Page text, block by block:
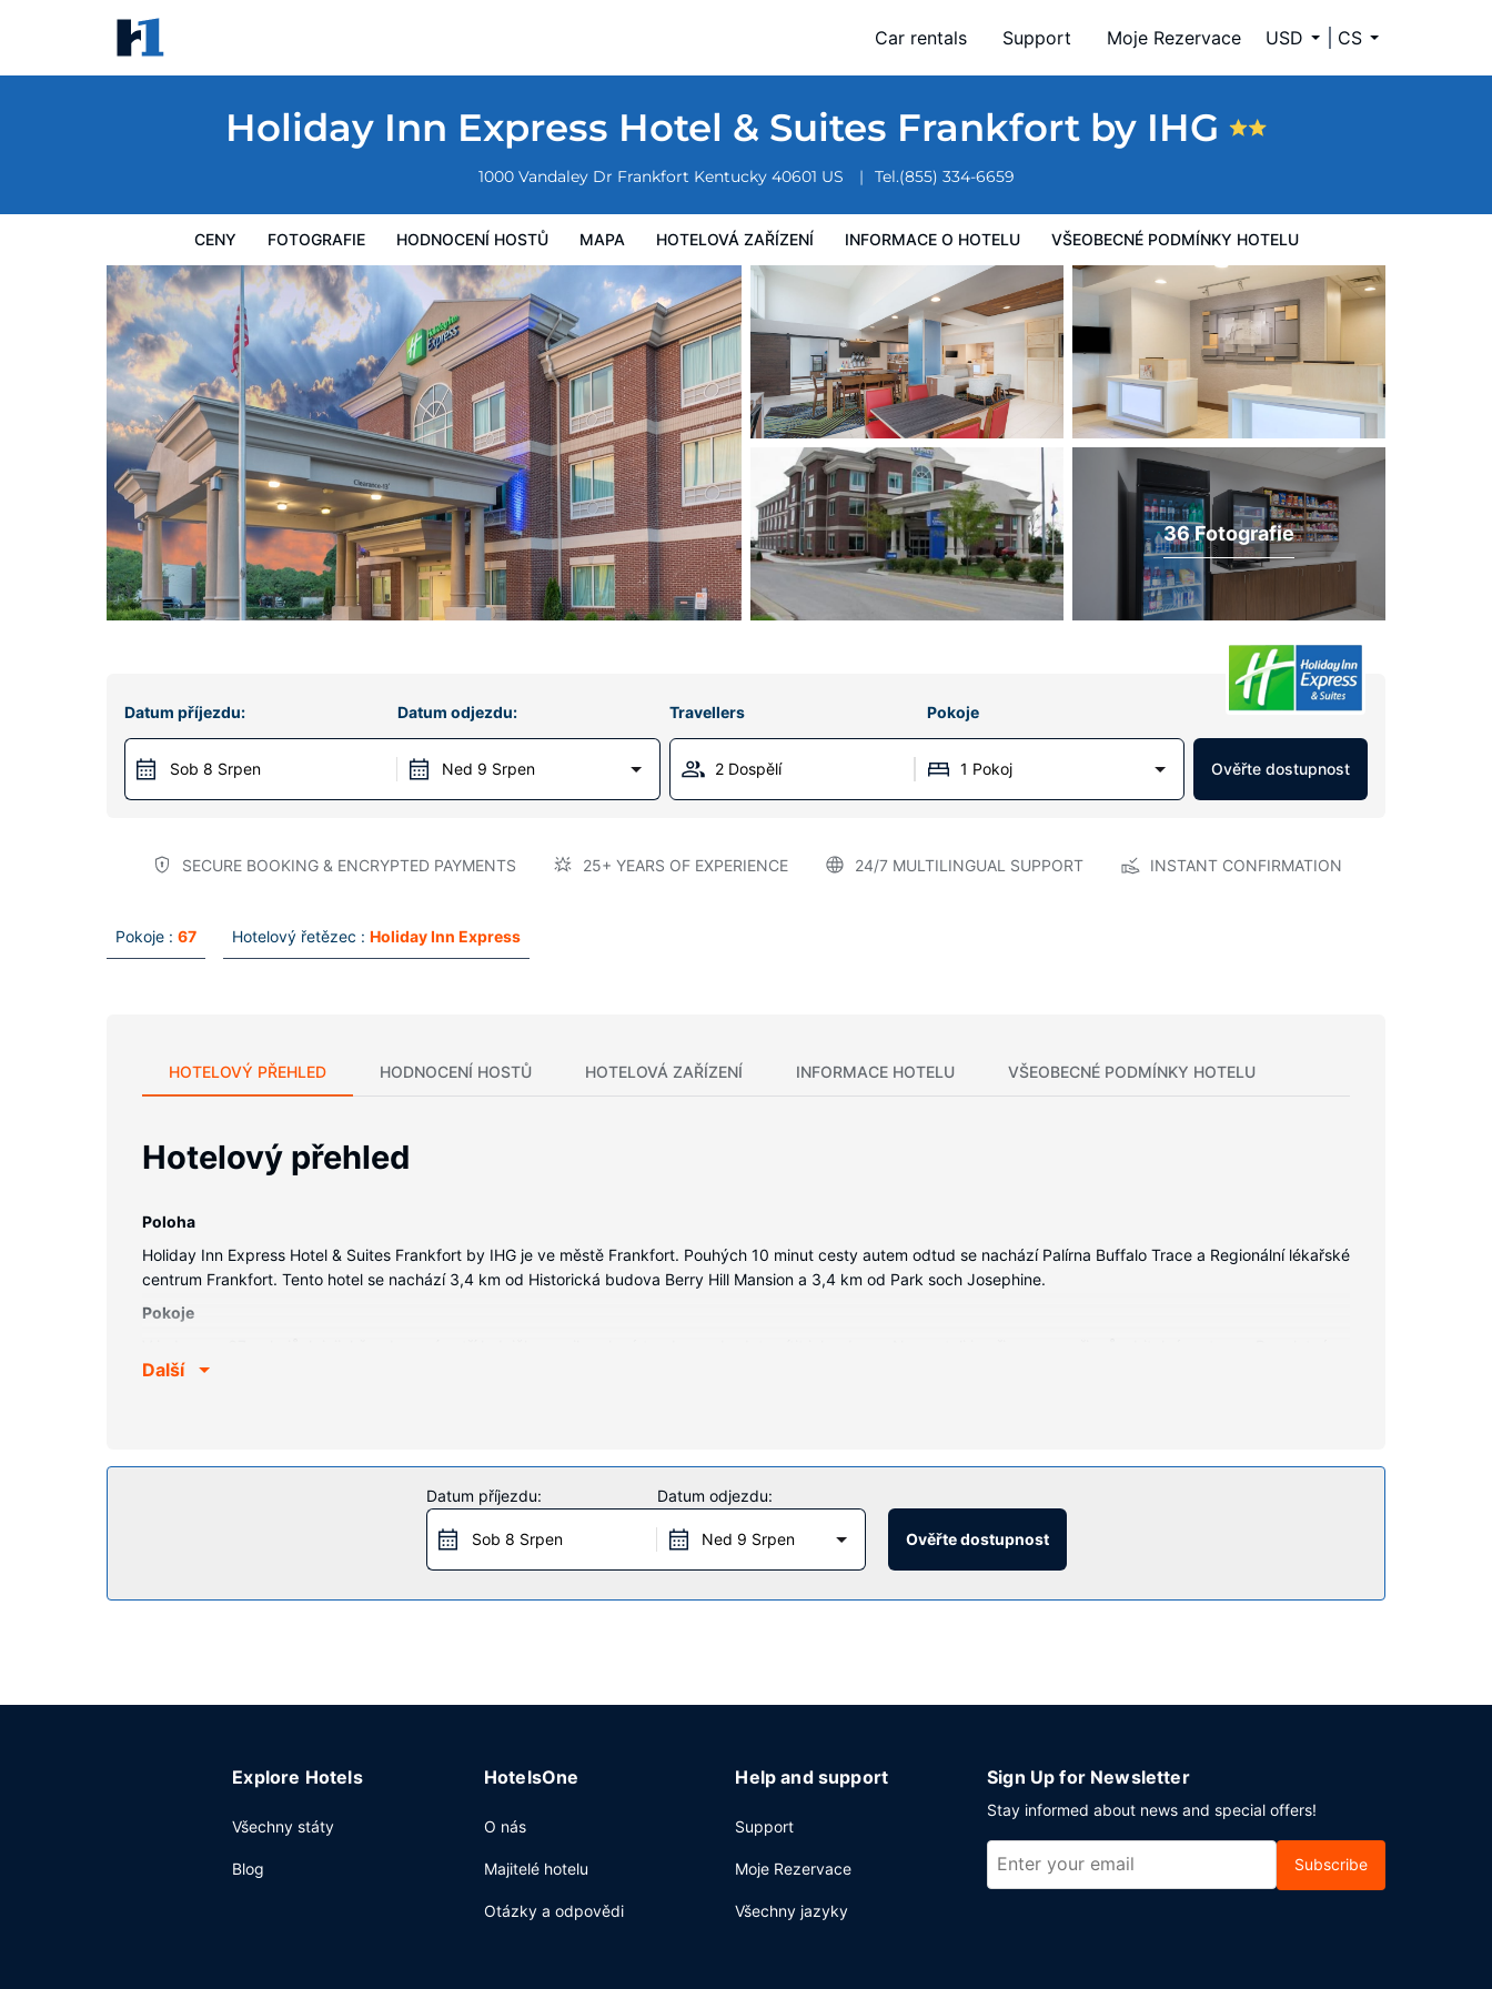
Car rentals Support Moje Rezervace USD CS
Holiday Inn Express Hotel & Suites Frankfort by IHG
1000 Vandaley Dr Frankfort Kentucky 40601 US Tel.(855) 334-6659
CENY FOTOGRAFIE HODNOCENÍ HOSTŮ MAPA HOTELOVÁ ZAŘÍZENÍ INFORMACE O HOTELU VŠEOBECNÉ PODMÍNKY HOTELU
Holiday Inn Express Hotel & Suites Frankfort by IHG
Ceny Fotografie Všeobecné podmínky hotelu
36 Fotografie
Datum příjezdu:
Sob 8 Srpen
Datum odjezdu:
Ned 9 Srpen
Travellers Pokoje
2 Dospělí 1 Pokoj Ověřte dostupnost
SECURE BOOKING & ENCRYPTED PAYMENTS 25+ YEARS OF EXPERIENCE 24/7 MULTILINGUAL SUPPORT INSTANT CONFIRMATION
Pokoje : 67 Hotelový řetězec : Holiday Inn Express
HOTELOVÝ PŘEHLED HODNOCENÍ HOSTŮ HOTELOVÁ ZAŘÍZENÍ INFORMACE HOTELU VŠEOBECNÉ PODMÍNKY HOTELU
Hotelový přehled
Poloha
Holiday Inn Express Hotel & Suites Frankfort by IHG je ve městě Frankfort. Pouhých 10 minut cesty autem odtud se nachází Palírna Buffalo Trace a Regionální lékařské
centrum Frankfort. Tento hotel se nachází 3,4 km od Historická budova Berry Hill Mansion a 3,4 km od Park soch Josephine.
Pokoje
bezdrátové i pevné připojení k internetu vám zajistí spojení se světem a televize, která nabízí kabelové kanály, dobrou zábavu. Soukromé koupelny nabízí vybavení,
bezdrátový internet zdarma a společenský sál.
Denně od 6:30 do 9:30 budete zváni na bufetovou snídani zdarma.
Další
Datum příjezdu:
Sob 8 Srpen
Datum odjezdu:
Ned 9 Srpen Ověřte dostupnost
Explore Hotels
Všechny státy
Blog
HotelsOne
O nás
Majitelé hotelu
Otázky a odpovědi
Help and support
Support
Moje Rezervace
Všechny jazyky
Sign Up for Newsletter
Stay informed about news and special offers!
Subscribe